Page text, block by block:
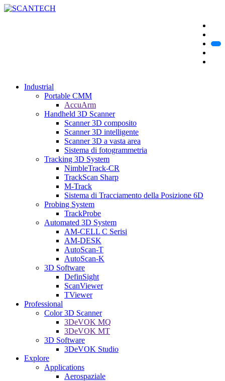
Industrial
Portable CMM
AccuArm
Handheld 3D Scanner
Scanner 3D composito
Scanner 3D intelligente
Scanner 3D a vasta area
Sistema di fotogrammetria
Tracking 3D System
NimbleTrack-CR
TrackScan Sharp
M-Track
Sistema di Tracciamento della Posizione 6D
Probing System
TrackProbe
Automated 3D System
AM-CELL C Serisi
AM-DESK
AutoScan-T
AutoScan-K
3D Software
DefinSight
ScanViewer
TViewer
Professional
Color 3D Scanner
3DeVOK MQ
3DeVOK MT
3D Software
3DeVOK Studio
Explore
Applications
Aerospaziale